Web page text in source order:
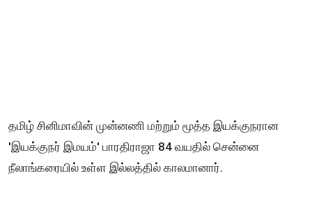
தமிழ் சினிமாவின் முன்னணி மற்றும் மூத்த இயக்குநரான
'இயக்குநர் இமயம்' பாரதிராஜா 84 வயதில் சென்னை
நீலாங்கரையில் உள்ள இல்லத்தில் காலமானார்.